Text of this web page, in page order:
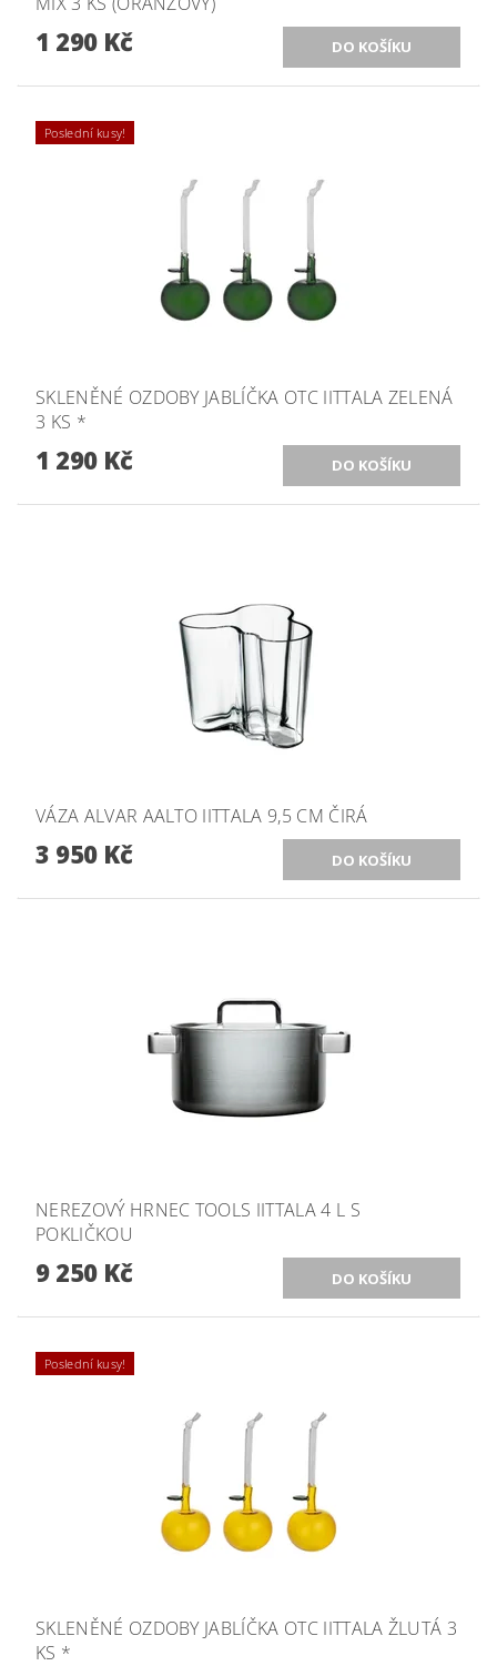
1 290 Kč
Poslední kusy!
SKLENĚNÉ OZDOBY JABLÍČKA OTC IITTALA ZELENÁ
3 KS *
1 290 Kč
VÁZA ALVAR AALTO IITTALA 9,5 CM ČIRÁ
3 950 Kč
NEREZOVÝ HRNEC TOOLS IITTALA 4 L S
POKLIČKOU
9 250 Kč
Poslední kusy!
SKLENĚNÉ OZDOBY JABLÍČKA OTC IITTALA ŽLUTÁ 3
KS *